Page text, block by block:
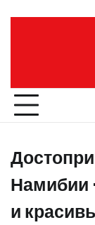
Намибии
и